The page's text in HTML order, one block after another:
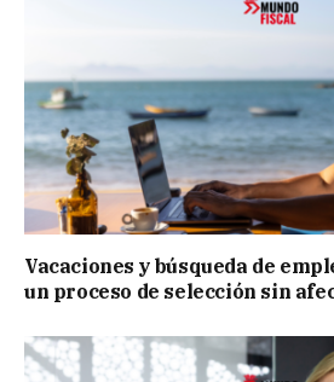
Vacaciones y búsqueda de
un proceso de selección sin